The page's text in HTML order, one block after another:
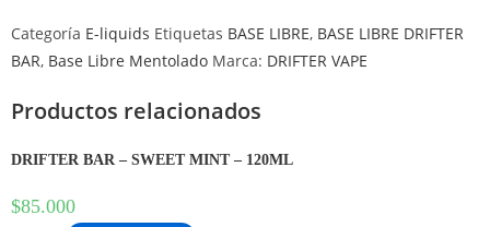
Categoría E-liquids Etiquetas BASE LIBRE, BASE LIBRE DRIFTER
BAR, Base Libre Mentolado Marca: DRIFTER VAPE
Productos relacionados
DRIFTER BAR – SWEET MINT – 120ML
$85.000